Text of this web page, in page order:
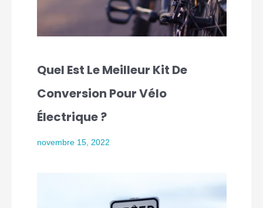
Quel Est Le Meilleur Kit De
Conversion Pour Vélo
Électrique ?
novembre 15, 2022